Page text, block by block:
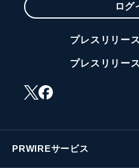
ログ
プレスリリー
プレスリリー
PRWIREサービス